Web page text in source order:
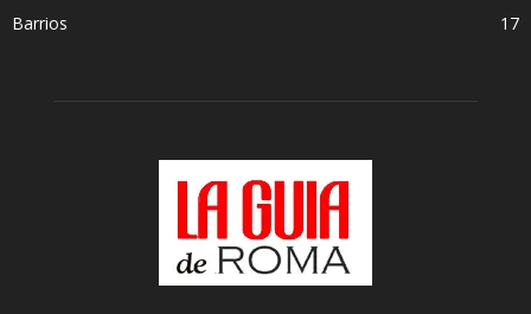
Barrios
17